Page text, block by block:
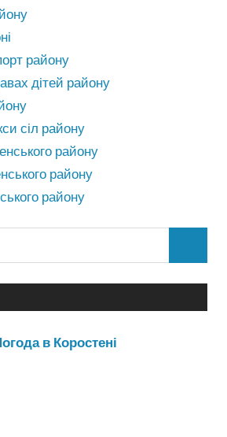
району
дітей району
сіл району
району
району
району
в Коростені